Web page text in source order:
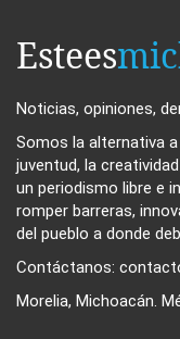
Estees
Noticias, opiniones,
Somos la alternativa
juventud, la
un periodismo libre e
romper barreras,
del pueblo a donde
Contáctanos:
Morelia, Michoacán.